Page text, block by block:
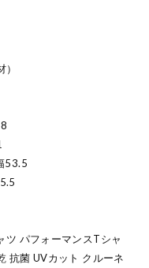
53.5
ツ パフォーマンスTシャ
抗菌 UVカット クルーネ